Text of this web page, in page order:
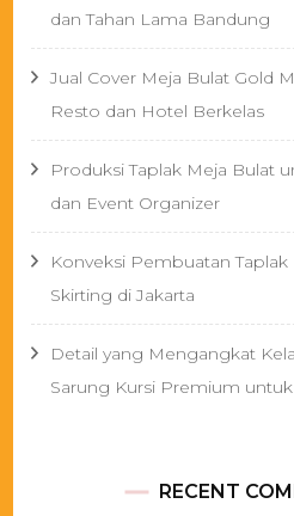
dan Tahan Lama Bandung
Jual Cover Meja Bulat Gold
Resto dan Hotel Berkelas
Produksi Taplak Meja Bulat
dan Event Organizer
Konveksi Pembuatan
Skirting di Jakarta
Detail yang Mengangkat
Sarung Kursi Premium
RECENT